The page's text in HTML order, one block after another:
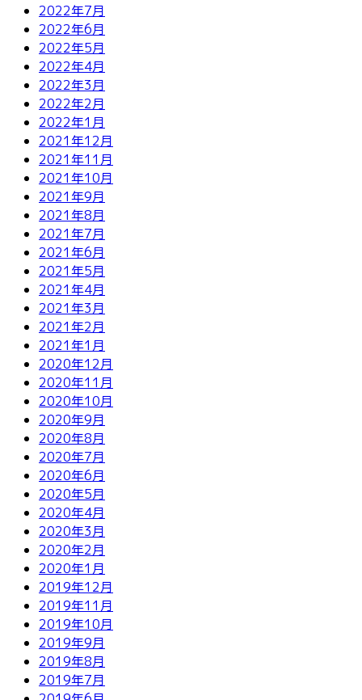
2022年7月
2022年6月
2022年5月
2022年4月
2022年3月
2022年2月
2022年1月
2021年12月
2021年11月
2021年10月
2021年9月
2021年8月
2021年7月
2021年6月
2021年5月
2021年4月
2021年3月
2021年2月
2021年1月
2020年12月
2020年11月
2020年10月
2020年9月
2020年8月
2020年7月
2020年6月
2020年5月
2020年4月
2020年3月
2020年2月
2020年1月
2019年12月
2019年11月
2019年10月
2019年9月
2019年8月
2019年7月